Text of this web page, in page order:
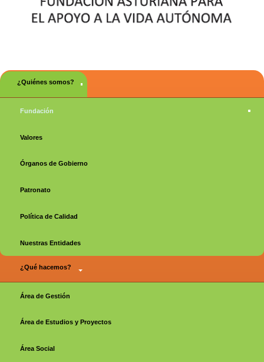
Menú principal
¿Quiénes somos?
Fundación
Valores
Órganos de Gobierno
Patronato
Política de Calidad
Nuestras Entidades
¿Qué hacemos?
Área de Gestión
Área de Estudios y Proyectos
Área Social